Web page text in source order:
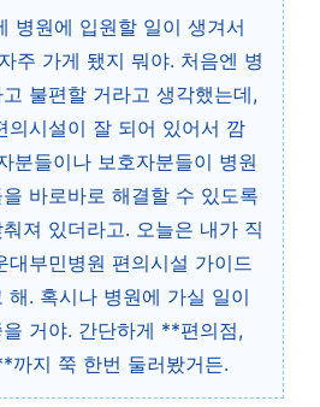
병원에 입원할 일이 생겨서
주 가게 됐지 뭐야. 처음엔 병
불편할 거라고 생각했는데,
의시설이 잘 되어 있어서 깜
분들이나 보호자분들이 병원
바로바로 해결할 수 있도록
져 있더라고. 오늘은 내가 직
부민병원 편의시설 가이드
. 혹시나 병원에 가실 일이
거야. 간단하게 **편의점,
까지 쭉 한번 둘러봤거든.